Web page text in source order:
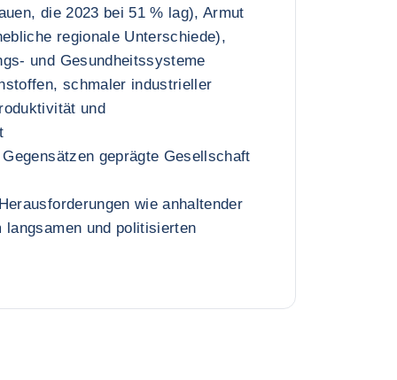
die 2023 bei 51 % lag), Armut
regionale Unterschiede),
und Gesundheitssysteme
schmaler industrieller
und
geprägte Gesellschaft
wie anhaltender
langsamen und politisierten